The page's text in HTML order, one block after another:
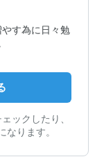
す為に日々勉
ックしたり、
ります。